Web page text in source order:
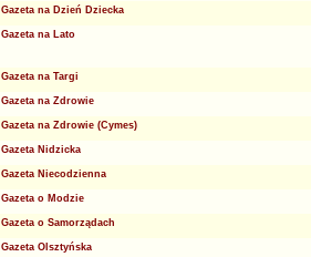
Gazeta na Dzień Dziecka
Gazeta na Lato
Gazeta na Targi
Gazeta na Zdrowie
Gazeta na Zdrowie (Cymes)
Gazeta Nidzicka
Gazeta Niecodzienna
Gazeta o Modzie
Gazeta o Samorządach
Gazeta Olsztyńska